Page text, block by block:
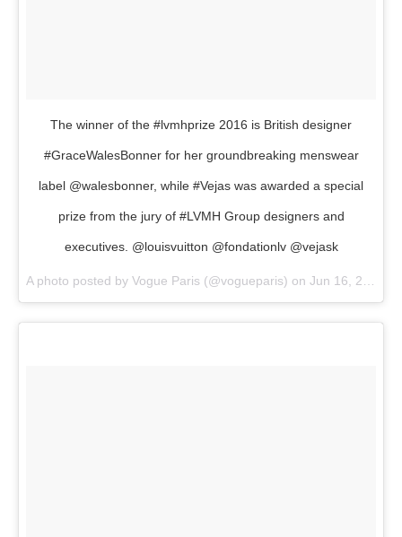
The winner of the #lvmhprize 2016 is British designer
#GraceWalesBonner for her groundbreaking menswear
label @walesbonner, while #Vejas was awarded a special
prize from the jury of #LVMH Group designers and
executives. @louisvuitton @fondationlv @vejask
A photo posted by Vogue Paris (@vogueparis) on Jun 16, 2016 at 6:18am PDT